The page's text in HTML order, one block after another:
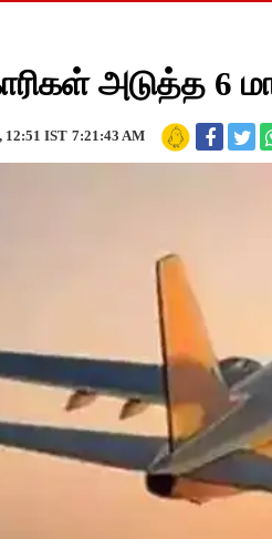
அடுத்த
12:51 IST 7:21:43 AM